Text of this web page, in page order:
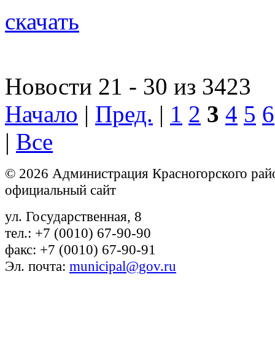
скачать
Новости 21 - 30 из 3423
Начало | Пред. | 1 2 3 4 5 6
| Все
© 2026 Администрация Красногорского
официальный сайт
ул. Государственная, 8
тел.: +7 (0010) 67-90-90
факс: +7 (0010) 67-90-91
Эл. почта: municipal@gov.ru